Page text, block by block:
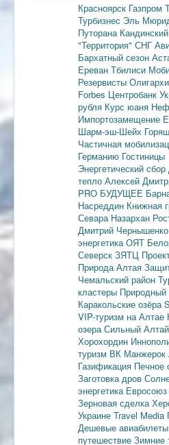
Красноярск Газпром
Турбизнес Эль
Путорана Кандинский
"Территория" СНГ
Бархатный сезон
Ереван Тбилиси
Резервисты Олигархи
Forbes Центробанк
рубля Курс юаня
Импортозамещение
Шарм-эш-Шейх
Частичная
Германию Гостиницы
Энергетический сбор
тепло Алексей
PRO БУДУЩЕЕ
Насреддин Книжная
Севара Назархан
Дмитрий Чернышенко
энергетикаОЯТ
Северск ЗЯТЦ
Природа Алтая
Чемальский район
кластеры Природный
Каракольские озёра
VIP-туризм на Алтае
озераСильный Алтай
Хорохордин
туризм ВК Манжерок
Газификация Печное
Заготовка дров
энергетика Евросоюз
Зерновая сделка
Украине Travel Media
Дешевые авиабилеты
путешествие Зимние